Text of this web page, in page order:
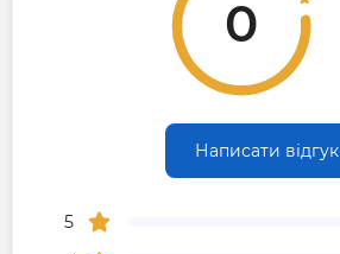
0
Написати відгук
5